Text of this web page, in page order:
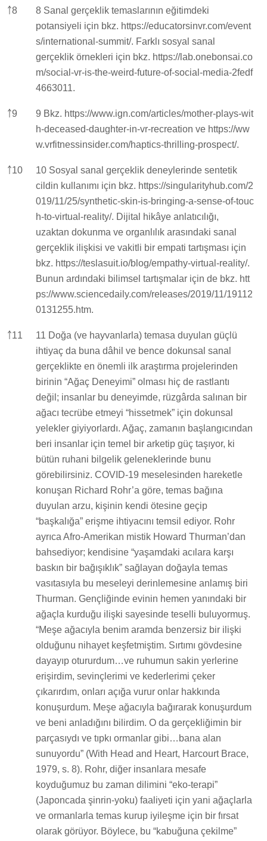
￪8
8 Sanal gerçeklik temaslarının eğitimdeki
potansiyeli için bkz. https://educatorsinvr.com/event
s/international-summit/. Farklı sosyal sanal
gerçeklik örnekleri için bkz. https://lab.onebonsai.co
m/social-vr-is-the-weird-future-of-social-media-2fedf
4663011.
￪9 9 Bkz. https://www.ign.com/articles/mother-plays-wit
h-deceased-daughter-in-vr-recreation ve https://ww
w.vrfitnessinsider.com/haptics-thrilling-prospect/.
￪10
10 Sosyal sanal gerçeklik deneylerinde sentetik
cildin kullanımı için bkz. https://singularityhub.com/2
019/11/25/synthetic-skin-is-bringing-a-sense-of-touc
h-to-virtual-reality/. Dijital hikâye anlatıcılığı,
uzaktan dokunma ve organlılık arasındaki sanal
gerçeklik ilişkisi ve vakitli bir empati tartışması için
bkz. https://teslasuit.io/blog/empathy-virtual-reality/.
Bunun ardındaki bilimsel tartışmalar için de bkz. htt
ps://www.sciencedaily.com/releases/2019/11/19112
0131255.htm.
￪11
11 Doğa (ve hayvanlarla) temasa duyulan güçlü
ihtiyaç da buna dâhil ve bence dokunsal sanal
gerçeklikte en önemli ilk araştırma projelerinden
birinin “Ağaç Deneyimi” olması hiç de rastlantı
değil; insanlar bu deneyimde, rüzgârda salınan bir
ağacı tecrübe etmeyi “hissetmek” için dokunsal
yelekler giyiyorlardı. Ağaç, zamanın başlangıcından
beri insanlar için temel bir arketip güç taşıyor, ki
bütün ruhani bilgelik geleneklerinde bunu
görebilirsiniz. COVID-19 meselesinden hareketle
konuşan Richard Rohr’a göre, temas bağına
duyulan arzu, kişinin kendi ötesine geçip
“başkalığa” erişme ihtiyacını temsil ediyor. Rohr
ayrıca Afro-Amerikan mistik Howard Thurman’dan
bahsediyor; kendisine “yaşamdaki acılara karşı
baskın bir bağışıklık” sağlayan doğayla temas
vasıtasıyla bu meseleyi derinlemesine anlamış biri
Thurman. Gençliğinde evinin hemen yanındaki bir
ağaçla kurduğu ilişki sayesinde teselli buluyormuş.
“Meşe ağacıyla benim aramda benzersiz bir ilişki
olduğunu nihayet keşfetmiştim. Sırtımı gövdesine
dayayıp otururdum…ve ruhumun sakin yerlerine
erişirdim, sevinçlerimi ve kederlerimi çeker
çıkarırdım, onları açığa vurur onlar hakkında
konuşurdum. Meşe ağacıyla bağırarak konuşurdum
ve beni anladığını bilirdim. O da gerçekliğimin bir
parçasıydı ve tıpkı ormanlar gibi…bana alan
sunuyordu” (With Head and Heart, Harcourt Brace,
1979, s. 8). Rohr, diğer insanlara mesafe
koyduğumuz bu zaman dilimini “eko-terapi”
(Japoncada şinrin-yoku) faaliyeti için yani ağaçlarla
ve ormanlarla temas kurup iyileşme için bir fırsat
olarak görüyor. Böylece, bu “kabuğuna çekilme”